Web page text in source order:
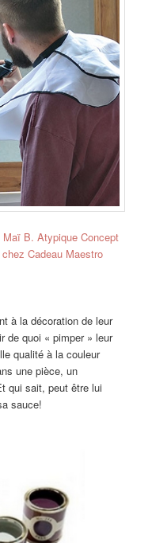
Maï B. Atypique Concept
Cadeau Maestro
à la décoration de leur
de quoi « pimper » leur
qualité à la couleur
une pièce, un
qui sait, peut être lui
sauce!